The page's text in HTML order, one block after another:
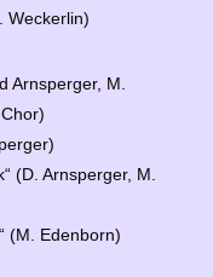
Weckerlin)
Arnsperger, M.
(D. Arnsperger, M.
(M. Edenborn)